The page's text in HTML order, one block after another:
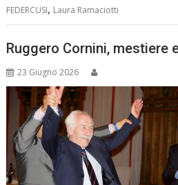
FEDERCUSI, Laura Ramaciotti
Ruggero Cornini, mestiere
23 Giugno 2026